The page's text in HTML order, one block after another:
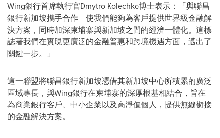
Wing銀行首席執行官Dmytro Kolechko博士表示：「與聯昌
銀行新加坡攜手合作，使我們能夠為客戶提供世界級金融解
決方案，同時加深柬埔寨與新加坡之間的經濟一體化。這標
誌著我們在實現更廣泛的金融普惠和跨境機遇方面，邁出了
關鍵一步。」
這一聯盟將聯昌銀行新加坡憑借其新加坡中心所積累的廣泛
區域專長，與Wing銀行在柬埔寨的深厚根基相結合，旨在
為商業銀行客戶、中小企業以及高淨值個人，提供無縫銜接
的金融解決方案。